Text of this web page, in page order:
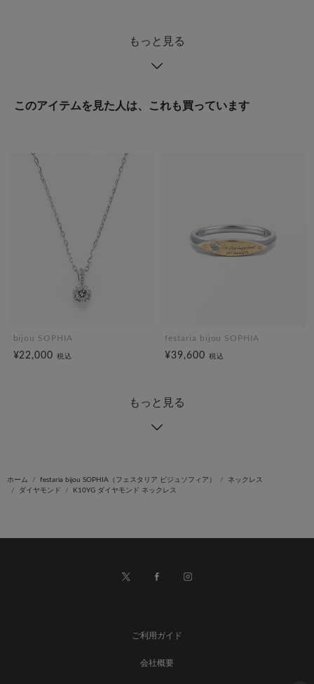
もっと見る
このアイテムを見た人は、これも買っています
bijou SOPHIA
¥22,000税込
festaria bijou SOPHIA
¥39,600 税込
もっと見る
ホーム festaria bijou SOPHIA（フェスタリア ビジュソフィア）
ネックレス
ダイヤモンド
K10YG ダイヤモンド ネックレス
ご利用ガイド
会社概要